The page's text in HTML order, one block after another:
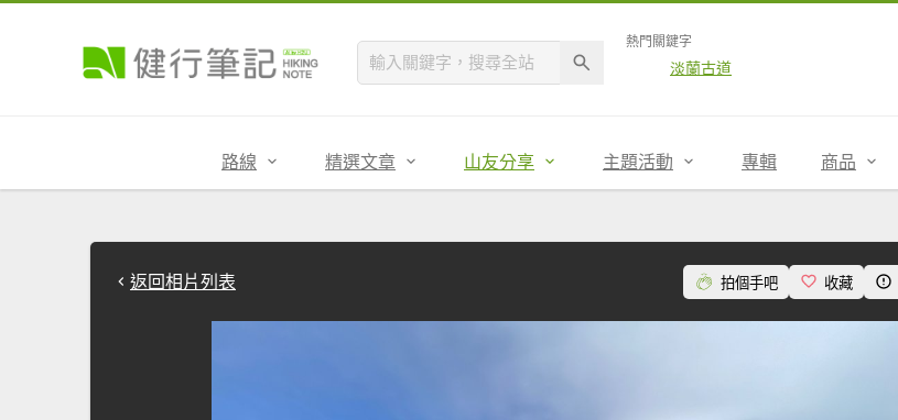
熱門關鍵字
淡蘭古道
路線 精選文章 山友分享 主題活動 專輯 商品
返回相片列表 拍個手吧 收藏